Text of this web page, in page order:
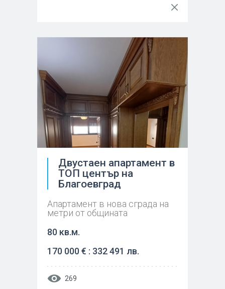
Двустаен апартамент в
ТОП център на
Благоевград
Апартамент в нова сграда на
метри от общината
80 кв.м.
170 000 € : 332 491 лв.
269